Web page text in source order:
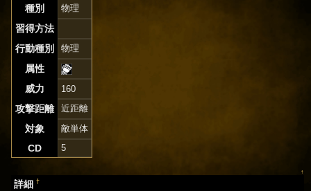
種別 物理
習得方法
行動種別
物理
属性
威力
160
攻撃距離 近距離
対象 敵単体
CD 5
↑
詳細†